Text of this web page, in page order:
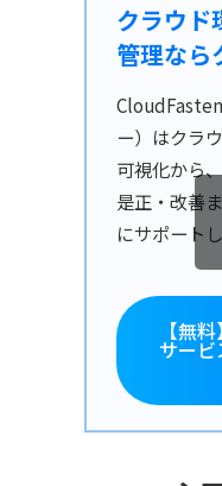
クラウド
管理なら
ー）はクラ
可視化から
是正・改善
にサポートし
【無
サー